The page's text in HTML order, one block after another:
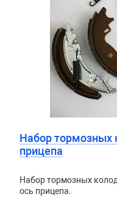
Набор тормозных
прицепа
Набор тормозных
ось прицепа.